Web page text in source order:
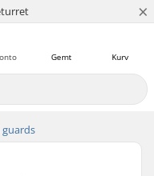
×
Kurv
Gemt